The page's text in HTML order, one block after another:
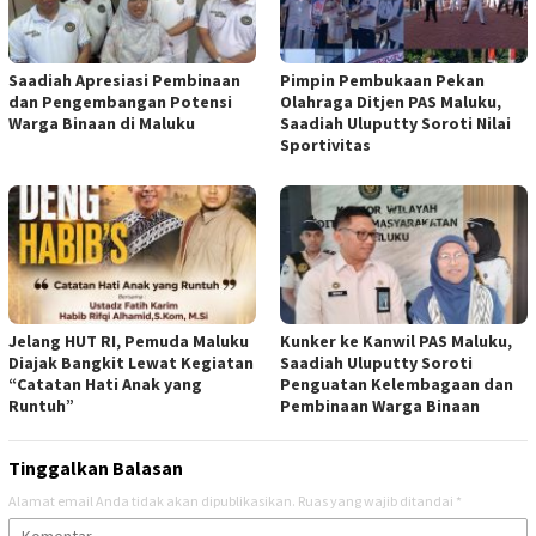
Saadiah Apresiasi Pembinaan
dan Pengembangan Potensi
Warga Binaan di Maluku
Pimpin Pembukaan Pekan
Olahraga Ditjen PAS Maluku,
Saadiah Uluputty Soroti Nilai
Sportivitas
Jelang HUT RI, Pemuda Maluku
Diajak Bangkit Lewat Kegiatan
“Catatan Hati Anak yang
Runtuh”
Kunker ke Kanwil PAS Maluku,
Saadiah Uluputty Soroti
Penguatan Kelembagaan dan
Pembinaan Warga Binaan
Tinggalkan Balasan
Alamat email Anda tidak akan dipublikasikan. Ruas yang wajib ditandai *